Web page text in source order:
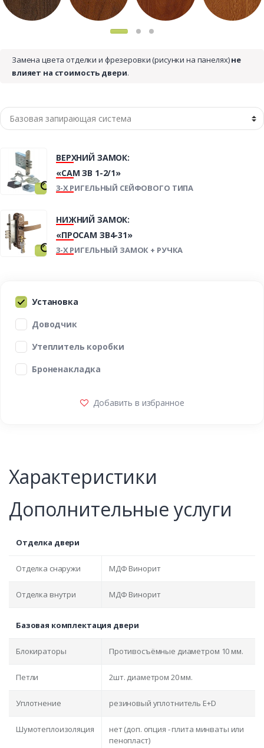
Замена цвета отделки и фрезеровки (рисунки на панелях)не
влияет на стоимость двери.
ВЕРХНИЙ ЗАМОК:
«САМ ЗВ 1-2/1»
3-Х РИГЕЛЬНЫЙ СЕЙФОВОГО ТИПА
НИЖНИЙ ЗАМОК:
«ПРОСАМ ЗВ4-31»
3-Х РИГЕЛЬНЫЙ ЗАМОК + РУЧКА
Установка
Доводчик
Утеплитель коробки
Броненакладка
Добавить в избранное
Характеристики
Дополнительные услуги
Отделка двери
Отделка снаружи МДФ Винорит
Отделка внутри МДФ Винорит
Базовая комплектация двери
Блокираторы Противосъёмные диаметром 10 мм.
Петли 2шт. диаметром 20 мм.
Уплотнение резиновый уплотнитель E+D
Шумотеплоизоляция
нет (доп. опция - плита минваты или
пенопласт)